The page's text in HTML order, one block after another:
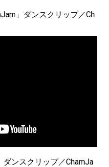
」ダンスクリップ／Ch
ダンスクリップ／ChamJa